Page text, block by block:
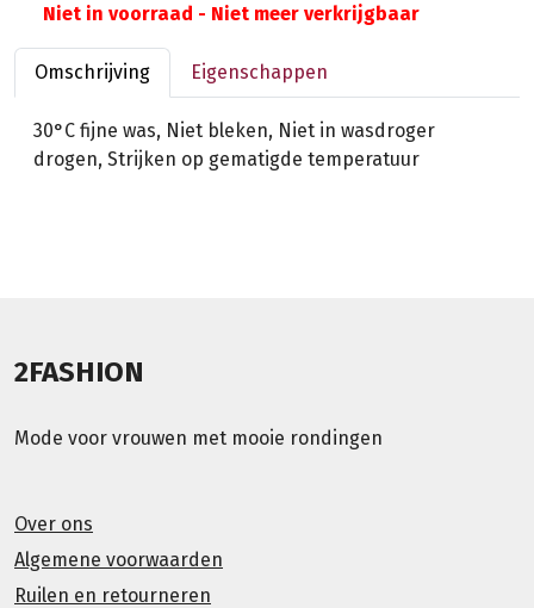
Niet in voorraad - Niet meer verkrijgbaar
Omschrijving Eigenschappen
30°C fijne was, Niet bleken, Niet in wasdroger
drogen, Strijken op gematigde temperatuur
2FASHION
Mode voor vrouwen met mooie rondingen
Over ons
Algemene voorwaarden
Ruilen en retourneren